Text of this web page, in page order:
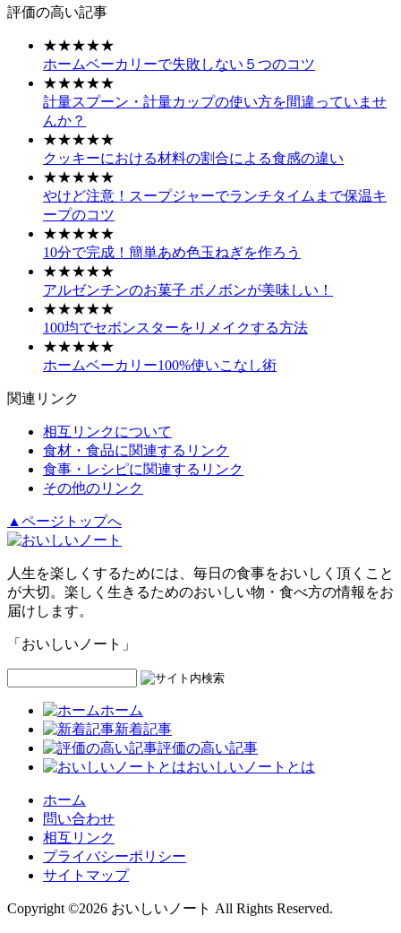
評価の高い記事
★★★★★
ホームベーカリーで失敗しない５つのコツ
★★★★★
計量スプーン・計量カップの使い方を間違っていませ
んか？
★★★★★
クッキーにおける材料の割合による食感の違い
★★★★★
やけど注意！スープジャーでランチタイムまで保温キ
ープのコツ
★★★★★
10分で完成！簡単あめ色玉ねぎを作ろう
★★★★★
アルゼンチンのお菓子 ボノボンが美味しい！
★★★★★
100均でセボンスターをリメイクする方法
★★★★★
ホームベーカリー100%使いこなし術
関連リンク
相互リンクについて
食材・食品に関連するリンク
食事・レシピに関連するリンク
その他のリンク
▲ページトップへ
人生を楽しくするためには、毎日の食事をおいしく頂くこと
が大切。楽しく生きるためのおいしい物・食べ方の情報をお
届けします。
「おいしいノート」
ホーム
新着記事
評価の高い記事
おいしいノートとは
ホーム
問い合わせ
相互リンク
プライバシーポリシー
サイトマップ
Copyright ©2026 おいしいノート All Rights Reserved.